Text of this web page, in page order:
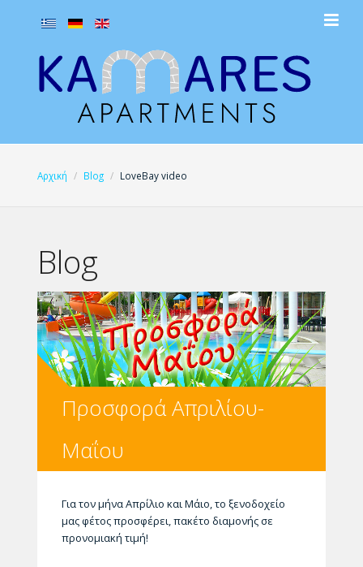
Αρχική Blog LoveBay video
Blog
Προσφορά Απριλίου-
Μαΐου
Για τον μήνα Απρίλιο και Μάιο, το ξενοδοχείο
μας φέτος προσφέρει, πακέτο διαμονής σε
προνομιακή τιμή!